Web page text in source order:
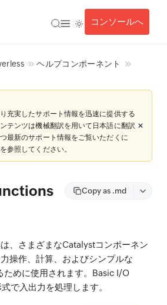
コンソールへ
ヘルプコンポーネント
充実したサポート情報を迅速に提供する
テンツは機械翻訳を用いて日本語に翻訳
最新のサポート情報をご覧いただくに
参照してください。
Copy as .md
、さまざまなCatalystコンポーネン
操作、計算、およびシンプルな
ために使用されます。Basic I/O
で入出力を処理します。